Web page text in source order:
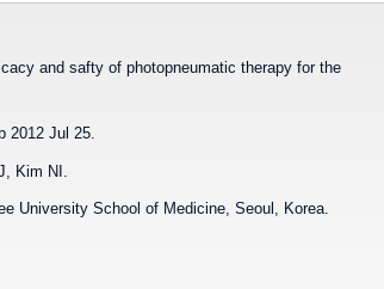
and safty of photopneumatic therapy for the
2012 Jul 25.
Kim NI.
University School of Medicine, Seoul, Korea.